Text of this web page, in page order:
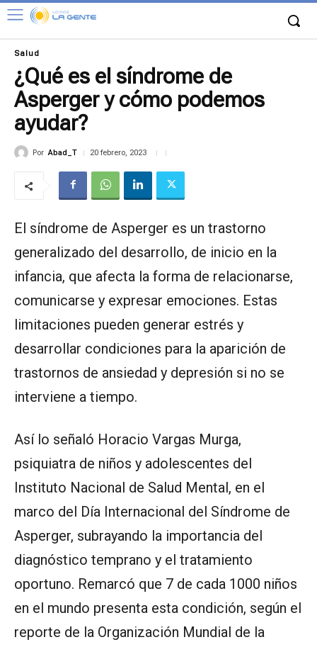
Salud
¿Qué es el síndrome de
Asperger y cómo podemos
ayudar?
Por Abad_T 20 febrero, 2023
El síndrome de Asperger es un trastorno
generalizado del desarrollo, de inicio en la
infancia, que afecta la forma de relacionarse,
comunicarse y expresar emociones. Estas
limitaciones pueden generar estrés y
desarrollar condiciones para la aparición de
trastornos de ansiedad y depresión si no se
interviene a tiempo.
Así lo señaló Horacio Vargas Murga,
psiquiatra de niños y adolescentes del
Instituto Nacional de Salud Mental, en el
marco del Día Internacional del Síndrome de
Asperger, subrayando la importancia del
diagnóstico temprano y el tratamiento
oportuno. Remarcó que 7 de cada 1000 niños
en el mundo presenta esta condición, según el
reporte de la Organización Mundial de la